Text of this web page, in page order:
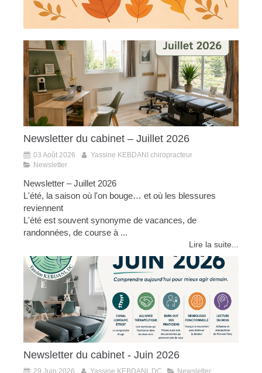
Newsletter du cabinet – Juillet 2026
03 Août 2026
Yassine KEBDANI chiropracteur
Newsletter
Newsletter – Juillet 2026
L'été, la saison où l'on bouge… et où les blessures
reviennent
L'été est souvent synonyme de vacances, de
randonnées, de course à ...
Lire la suite...
Newsletter du cabinet - Juin 2026
29 Juin 2026 Yassine KEBDANI, DC Newsletter